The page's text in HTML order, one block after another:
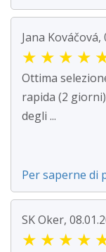
Jana Kováčová,
★ ★ ★ ★
Ottima
rapida (2
degli ...
Per saperne di
SK Oker,
★ ★ ★ ★